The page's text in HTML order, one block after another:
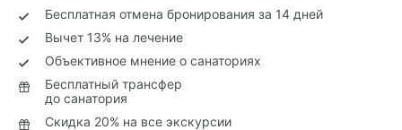
Бесплатная отмена бронирования за 14 дней
Вычет 13% на лечение
Объективное мнение о санаториях
Бесплатный трансфер
до санатория
Скидка 20% на все экскурсии